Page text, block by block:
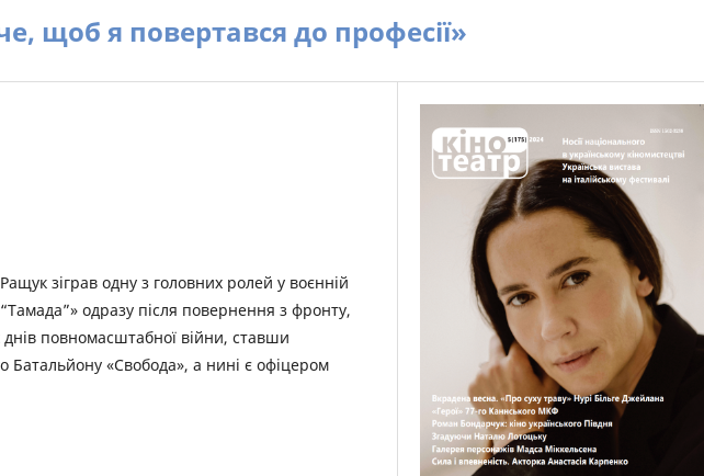
щоб я повертався до професії»
зіграв одну з головних ролей у воєнній
одразу після повернення з фронту,
повномасштабної війни, ставши
Батальйону «Свобода», а нині є офіцером